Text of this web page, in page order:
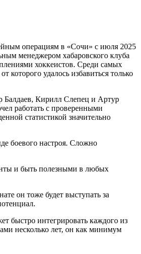
операциям в «Сочи» с июля 2025
менеджером хабаровского клуба
хоккеистов. Среди самых
удалось избавиться только
Балдаев, Кирилл Слепец и Артур
работать с проверенными
статистикой значительно
боевого настроя. Сложно
и быть полезными в любых
он тоже будет выступать за
быстро интегрировать каждого из
несколько лет, он как минимум